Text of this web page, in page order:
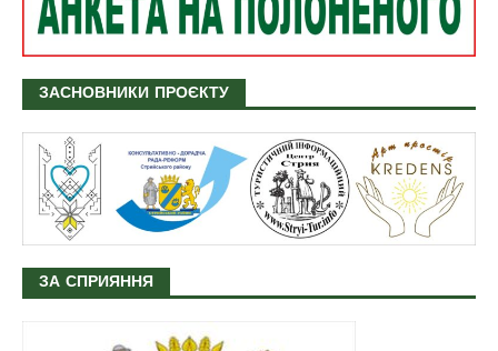
ЗАСНОВНИКИ ПРОЄКТУ
ЗА СПРИЯННЯ